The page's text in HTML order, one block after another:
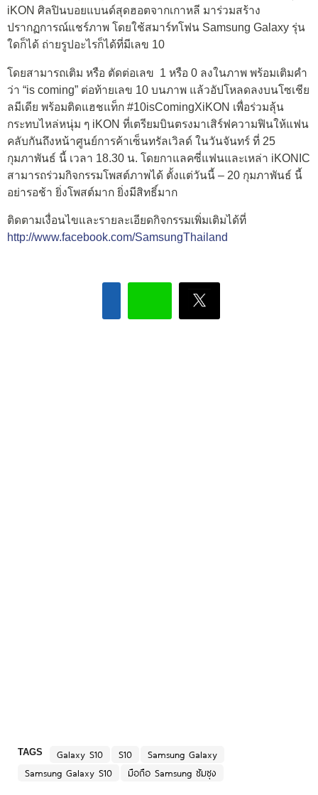
iKON ศิลปินบอยแบนด์สุดฮอตจากเกาหลี มาร่วมสร้าง
ปรากฏการณ์แชร์ภาพ โดยใช้สมาร์ทโฟน Samsung Galaxy รุ่น
ใดก็ได้ ถ่ายรูปอะไรก็ได้ที่มีเลข 10
โดยสามารถเติม หรือ ตัดต่อเลข 1 หรือ 0 ลงในภาพ พร้อมเติมคำ
ว่า “is coming” ต่อท้ายเลข 10 บนภาพ แล้วอัปโหลดลงบนโซเชีย
ลมีเดีย พร้อมติดแฮชแท็ก #10isComingXiKON เพื่อร่วมลุ้น
กระทบไหล่หนุ่ม ๆ iKON ที่เตรียมบินตรงมาเสิร์ฟความฟินให้แฟน
คลับกันถึงหน้าศูนย์การค้าเซ็นทรัลเวิลด์ ในวันจันทร์ ที่ 25
กุมภาพันธ์ นี้ เวลา 18.30 น. โดยกาแลคซี่แฟนและเหล่า iKONIC
สามารถร่วมกิจกรรมโพสต์ภาพได้ ตั้งแต่วันนี้ – 20 กุมภาพันธ์ นี้
อย่ารอช้า ยิ่งโพสต์มาก ยิ่งมีสิทธิ์มาก
ติดตามเงื่อนไขและรายละเอียดกิจกรรมเพิ่มเติมได้ที่
http://www.facebook.com/SamsungThailand
TAGS Galaxy S10 S10
Samsung Galaxy
Samsung Galaxy S10
มือถือ Samsung ซัมซุง